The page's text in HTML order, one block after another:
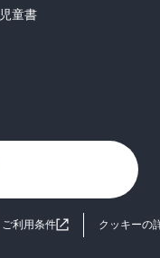
児童書
ご利用条件 クッキーの